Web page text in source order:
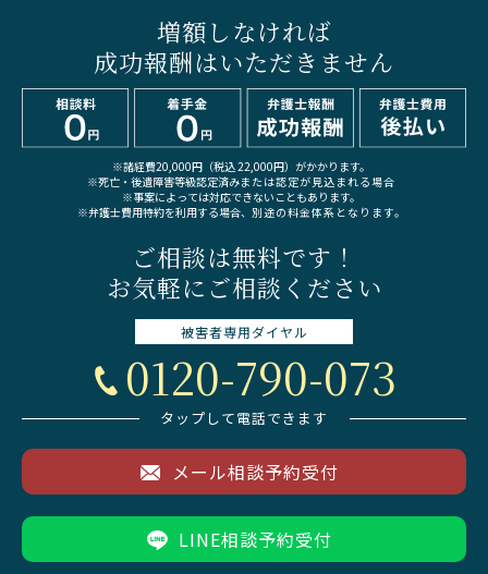
増額しなければ
成功報酬はいただきません
※諸経費20,000円（税込 22,000円）がかかります。
※死亡・後遺障害等級認定済みまたは認定が見込まれる場合
※事案によっては対応できないこともあります。
※弁護士費用特約を利用する場合、 別途の料金体系となります。
ご相談は無料です！
お気軽にご相談ください
被害者専用ダイヤル
0120-790-073
タップして電話できます
メール相談予約受付
LINE相談予約受付